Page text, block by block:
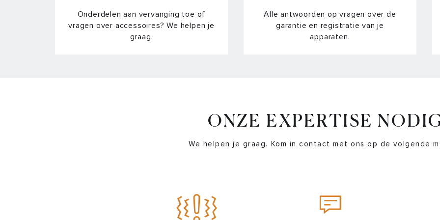
Waarom slaat mijn vaat of
Hoe reset ik mijn ATAG
Wat doe ik als mijn
Wat doe ik als het klepje van
Onderdelen aan vervanging toe of
vragen over accessoires? We helpen je
graag.
Alle antwoorden op vragen over de
garantie en registratie van je
apparaten.
ONZE EXPERTISE
We helpen je graag. Kom in contact met ons op de volgende